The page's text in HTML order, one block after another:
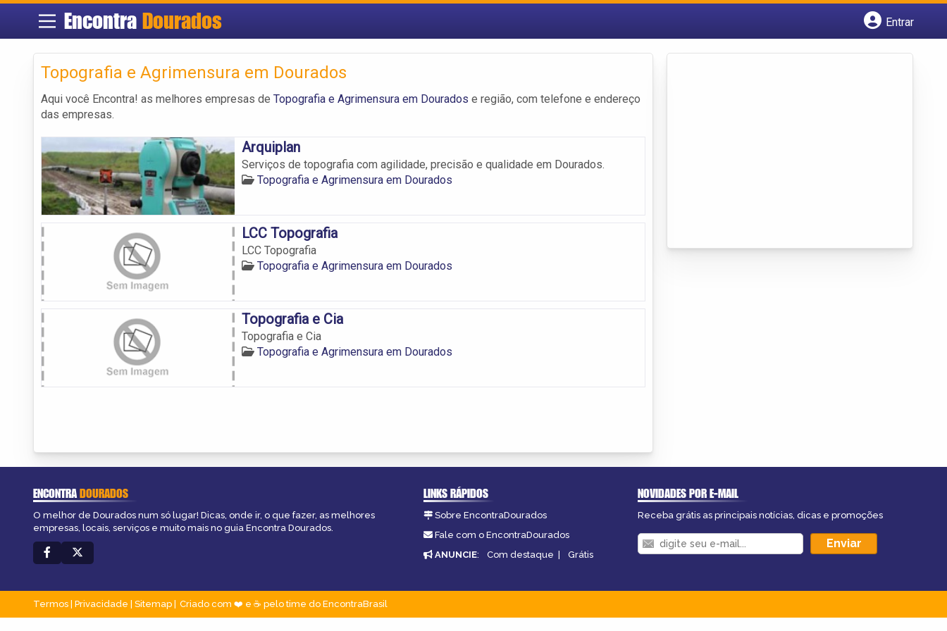
Encontra Dourados
Entrar
Topografia e Agrimensura em Dourados
Aqui você Encontra! as melhores empresas de Topografia e Agrimensura em Dourados e região, com telefone e endereço
das empresas.
Arquiplan
Serviços de topografia com agilidade, precisão e qualidade em Dourados.
Topografia e Agrimensura em Dourados
LCC Topografia
LCC Topografia
Topografia e Agrimensura em Dourados
Topografia e Cia
Topografia e Cia
Topografia e Agrimensura em Dourados
ENCONTRADOURADOS
O melhor de Dourados num só lugar! Dicas, onde ir, o que fazer, as melhores
empresas, locais, serviços e muito mais no guia Encontra Dourados.
LINKS RÁPIDOS
Sobre EncontraDourados
Fale com o EncontraDourados
ANUNCIE: Com destaque | Grátis
NOVIDADES POR E-MAIL
Receba grátis as principais notícias, dicas e promoções
Termos Privacidade Sitemap Criado com ❤️ e ☕ pelo time do EncontraBrasil